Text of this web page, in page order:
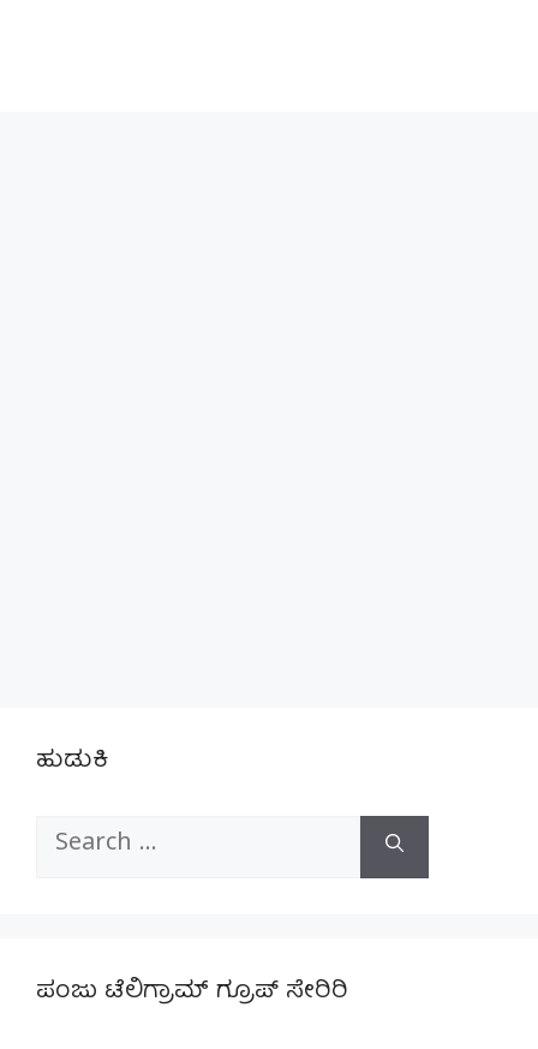
ಹುಡುಕಿ
Search
ಪಂಜು ಟೆಲಿಗ್ರಾಮ್ ಗ್ರೂಪ್ ಸೇರಿರಿ